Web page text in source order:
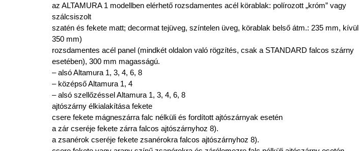
az ALTAMURA 1 modellben elérhető rozsdamentes acél körablak: polírozott „króm” vagy
szálcsiszolt
szatén és fekete matt; decormat tejüveg, színtelen üveg, körablak belső átm.: 235 mm, kívül
350 mm)
rozsdamentes acél panel (mindkét oldalon való rögzítés, csak a STANDARD falcos szárny
esetében), 300 mm magasságú.
– alsó Altamura 1, 3, 4, 6, 8
– középső Altamura 1, 4
– alsó szellőzéssel Altamura 1, 3, 4, 6, 8
ajtószárny élkialakítása fekete
csere fekete mágneszárra falc nélküli és fordított ajtószárnyak esetén
a zár cseréje fekete zárra falcos ajtószárnyhoz 8).
a zsanérok cseréje fekete zsanérokra falcos ajtószárnyhoz 8).